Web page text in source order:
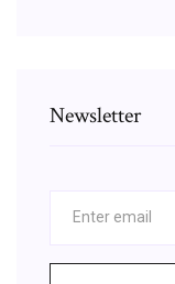
Newsletter